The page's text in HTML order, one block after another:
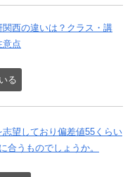
関西の違いは？クラス・講
意点
る
望しており偏差値55くらい
合うものでしょうか。